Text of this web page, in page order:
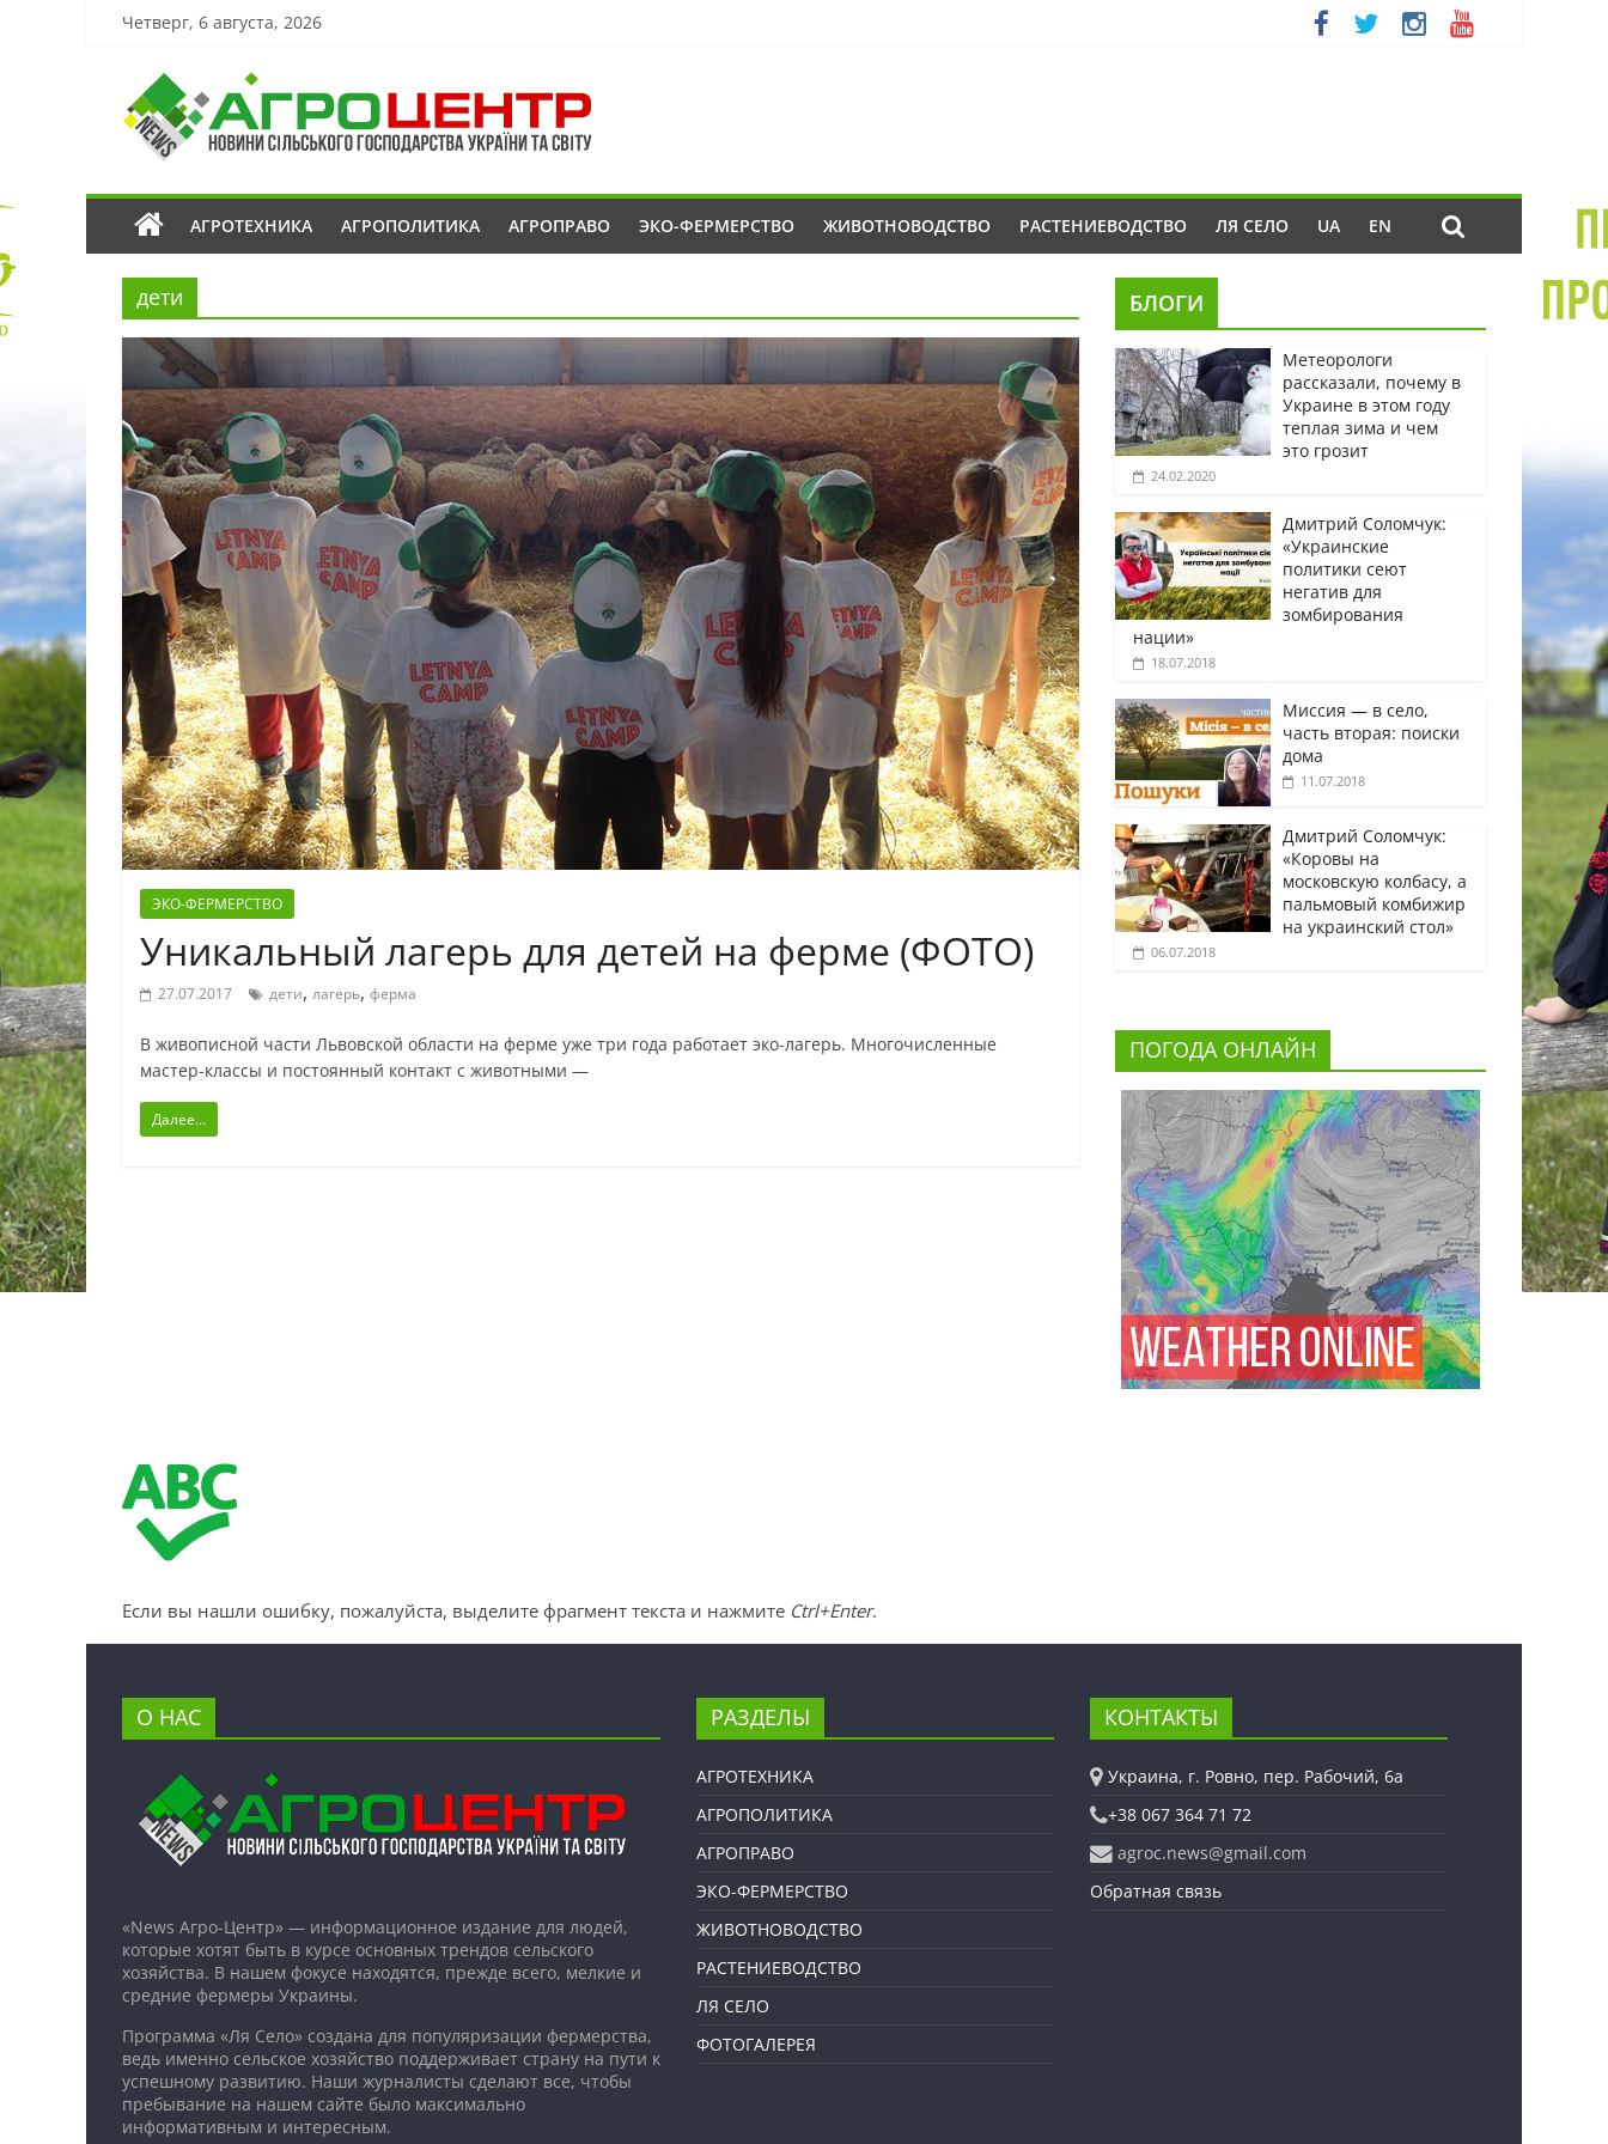
Четверг, 6 августа, 2026
АГРОТЕХНИКА АГРОПОЛИТИКА АГРОПРАВО ЭКО-ФЕРМЕРСТВО ЖИВОТНОВОДСТВО РАСТЕНИЕВОДСТВО ЛЯ СЕЛО UA EN
дети
ЭКО-ФЕРМЕРСТВО
Уникальный лагерь для детей на ферме (ФОТО)
27.07.2017 дети, лагерь, ферма
В живописной части Львовской области на ферме уже три года работает эко-лагерь. Многочисленные
мастер-классы и постоянный контакт с животными —
Далее...
БЛОГИ
Метеорологи
рассказали, почему в
Украине в этом году
теплая зима и чем
это грозит
24.02.2020
Дмитрий Соломчук:
«Украинские
политики сеют
негатив для
зомбирования
нации»
18.07.2018
Миссия — в село,
часть вторая: поиски
дома
11.07.2018
Дмитрий Соломчук:
«Коровы на
московскую колбасу, а
пальмовый комбижир
на украинский стол»
06.07.2018
ПОГОДА ОНЛАЙН
Если вы нашли ошибку, пожалуйста, выделите фрагмент текста и нажмите Ctrl+Enter.
О НАС
«News Агро-Центр» — информационное издание для людей,
которые хотят быть в курсе основных трендов сельского
хозяйства. В нашем фокусе находятся, прежде всего, мелкие и
средние фермеры Украины.
Программа «Ля Село» создана для популяризации фермерства,
ведь именно сельское хозяйство поддерживает страну на пути к
успешному развитию. Наши журналисты сделают все, чтобы
пребывание на нашем сайте было максимально
информативным и интересным.
РАЗДЕЛЫ
АГРОТЕХНИКА
АГРОПОЛИТИКА
АГРОПРАВО
ЭКО-ФЕРМЕРСТВО
ЖИВОТНОВОДСТВО
РАСТЕНИЕВОДСТВО
ЛЯ СЕЛО
ФОТОГАЛЕРЕЯ
КОНТАКТЫ
Украина, г. Ровно, пер. Рабочий, 6а
+38 067 364 71 72
agroc.news@gmail.com
Обратная связь